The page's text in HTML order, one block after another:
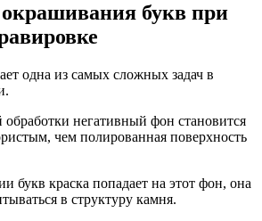
букв при
одна из самых сложных задач в
обработки негативный фон становится
чем полированная поверхность
букв краска попадает на этот фон, она
в структуру камня.